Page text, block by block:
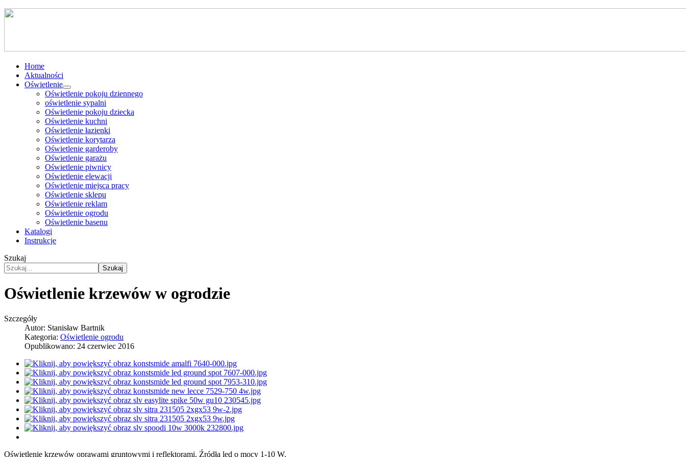
Home
Aktualności
Oświetlenie
Oświetlenie pokoju dziennego
oświetlenie sypalni
Oświetlenie pokoju dziecka
Oświetlenie kuchni
Oświetlenie łazienki
Oświetlenie korytarza
Oświetlenie garderoby
Oświetlenie garażu
Oświetlenie piwnicy
Oświetlenie elewacji
Oświetlenie miejsca pracy
Oświetlenie sklepu
Oświetlenie reklam
Oświetlenie ogrodu
Oświetlenie basenu
Katalogi
Instrukcje
Szukaj
Szukaj
Oświetlenie krzewów w ogrodzie
Szczegóły
Autor: Stanisław Bartnik
Kategoria: Oświetlenie ogrodu
Opublikowano: 24 czerwiec 2016
Oświetlenie krzewów oprawami gruntowymi i reflektorami. Źródła led o mocy 1-10 W.